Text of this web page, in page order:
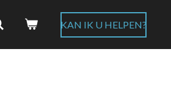
KAN IK U HELPEN?